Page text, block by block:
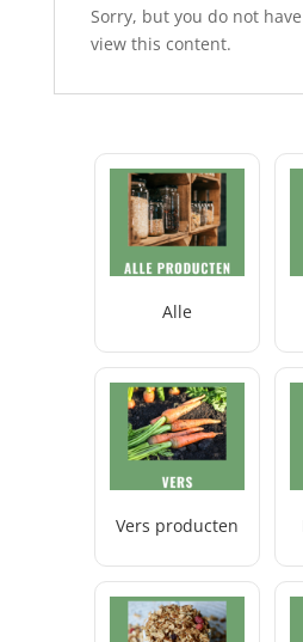
Sorry, but you do not
view this content.
Alle
Vers producten